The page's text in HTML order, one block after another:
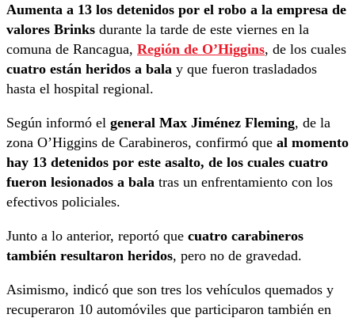
Aumenta a 13 los detenidos por el robo a la empresa de
valores Brinks durante la tarde de este viernes en la
comuna de Rancagua, Región de O’Higgins, de los cuales
cuatro están heridos a bala y que fueron trasladados
hasta el hospital regional.
Según informó el general Max Jiménez Fleming, de la
zona O’Higgins de Carabineros, confirmó que al momento
hay 13 detenidos por este asalto, de los cuales cuatro
fueron lesionados a bala tras un enfrentamiento con los
efectivos policiales.
Junto a lo anterior, reportó que cuatro carabineros
también resultaron heridos, pero no de gravedad.
Asimismo, indicó que son tres los vehículos quemados y
recuperaron 10 automóviles que participaron también en